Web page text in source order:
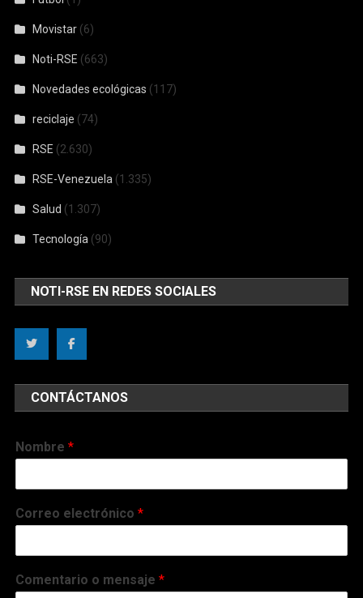
Movistar (6)
Noti-RSE (663)
Novedades ecológicas (117)
reciclaje (74)
RSE (2.630)
RSE-Venezuela (1.335)
Salud (1.307)
Tecnología (90)
NOTI-RSE EN REDES SOCIALES
CONTÁCTANOS
Nombre*
Correo electrónico*
Comentario o mensaje*